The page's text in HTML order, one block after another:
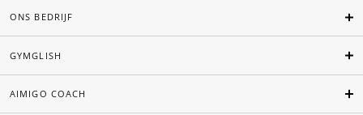
ONS BEDRIJF
GYMGLISH
AIMIGO COACH